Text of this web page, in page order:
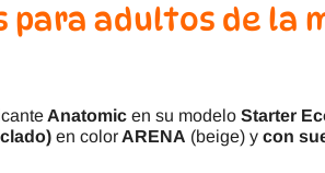
adultos de la
Anatomic en su modelo Starter
en color ARENA (beige) y con